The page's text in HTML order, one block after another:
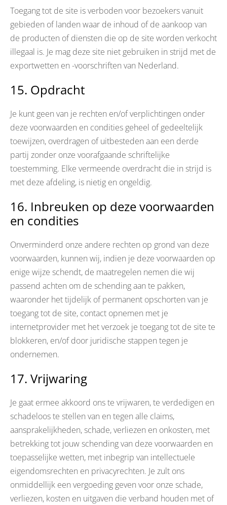
Toegang tot de site is verboden voor bezoekers vanuit
gebieden of landen waar de inhoud of de aankoop van
de producten of diensten die op de site worden verkocht
illegaal is. Je mag deze site niet gebruiken in strijd met de
exportwetten en -voorschriften van Nederland.
15. Opdracht
Je kunt geen van je rechten en/of verplichtingen onder
deze voorwaarden en condities geheel of gedeeltelijk
toewijzen, overdragen of uitbesteden aan een derde
partij zonder onze voorafgaande schriftelijke
toestemming. Elke vermeende overdracht die in strijd is
met deze afdeling, is nietig en ongeldig.
16. Inbreuken op deze voorwaarden
en condities
Onverminderd onze andere rechten op grond van deze
voorwaarden, kunnen wij, indien je deze voorwaarden op
enige wijze schendt, de maatregelen nemen die wij
passend achten om de schending aan te pakken,
waaronder het tijdelijk of permanent opschorten van je
toegang tot de site, contact opnemen met je
internetprovider met het verzoek je toegang tot de site te
blokkeren, en/of door juridische stappen tegen je
ondernemen.
17. Vrijwaring
Je gaat ermee akkoord ons te vrijwaren, te verdedigen en
schadeloos te stellen van en tegen alle claims,
aansprakelijkheden, schade, verliezen en onkosten, met
betrekking tot jouw schending van deze voorwaarden en
toepasselijke wetten, met inbegrip van intellectuele
eigendomsrechten en privacyrechten. Je zult ons
onmiddellijk een vergoeding geven voor onze schade,
verliezen, kosten en uitgaven die verband houden met of